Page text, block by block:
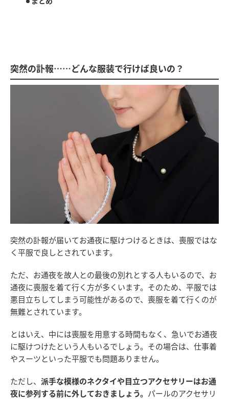
突然の訃報……どんな服装で行けば良いの？
突然の訃報が届いてお通夜に駆けつけるときは、喪服ではな
く平服で良しとされています。
ただ、お通夜を故人との最後の別れとする人もいるので、お
通夜に喪服を着て行く方が多くいます。そのため、平服では
悪目立ちしてしまう可能性があるので、喪服を着て行くのが
無難とされています。
とはいえ、中には喪服を用意する時間もなく、急いでお通夜
に駆けつけたという人もいるでしょう。その場合は、仕事着
やスーツといった平服でも問題ありません。
ただし、 派手な模様のネクタイや目立つアクセサリーはお通
夜に参列する前に外しておきましょう。 パールのアクセサリ